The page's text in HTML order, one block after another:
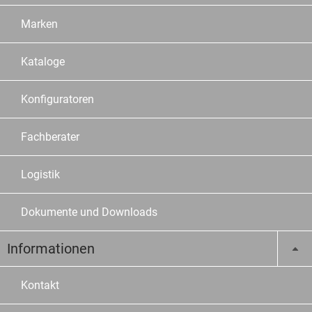
Marken
Kataloge
Konfiguratoren
Fachberater
Logistik
Dokumente und Downloads
Informationen
Kontakt